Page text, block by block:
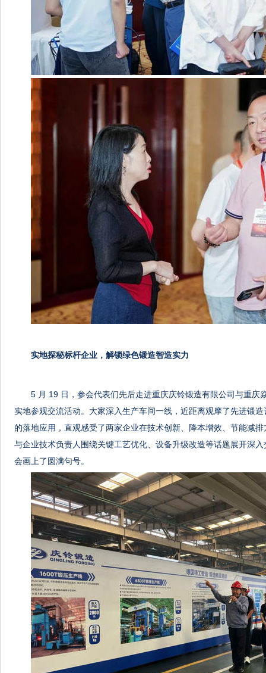
实地探秘标杆企业，解锁绿色锻造智造实力
5 月 19 日，参会代表们先后走进重庆庆铃锻造有限公司与重庆
实地参观交流活动。大家深入生产车间一线，近距离观摩了先进锻
的落地应用，直观感受了两家企业在技术创新、降本增效、节能减
与企业技术负责人围绕关键工艺优化、设备升级改造等话题展开深
会画上了圆满句号。